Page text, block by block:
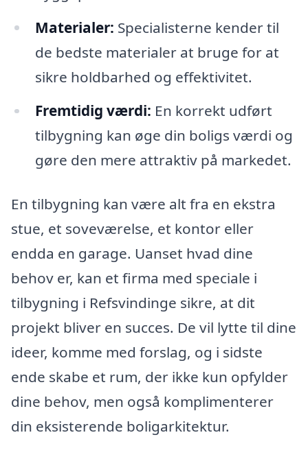
Materialer: Specialisterne kender til
de bedste materialer at bruge for at
sikre holdbarhed og effektivitet.
Fremtidig værdi: En korrekt udført
tilbygning kan øge din boligs værdi og
gøre den mere attraktiv på markedet.
En tilbygning kan være alt fra en ekstra
stue, et soveværelse, et kontor eller
endda en garage. Uanset hvad dine
behov er, kan et firma med speciale i
tilbygning i Refsvindinge sikre, at dit
projekt bliver en succes. De vil lytte til dine
ideer, komme med forslag, og i sidste
ende skabe et rum, der ikke kun opfylder
dine behov, men også komplimenterer
din eksisterende boligarkitektur.